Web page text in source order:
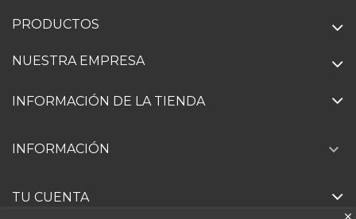
PRODUCTOS
NUESTRA EMPRESA
INFORMACIÓN DE LA TIENDA
INFORMACIÓN 
TU CUENTA